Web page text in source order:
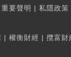
重要聲明 | 私隱政策
| 權衡財經 | 攬富財